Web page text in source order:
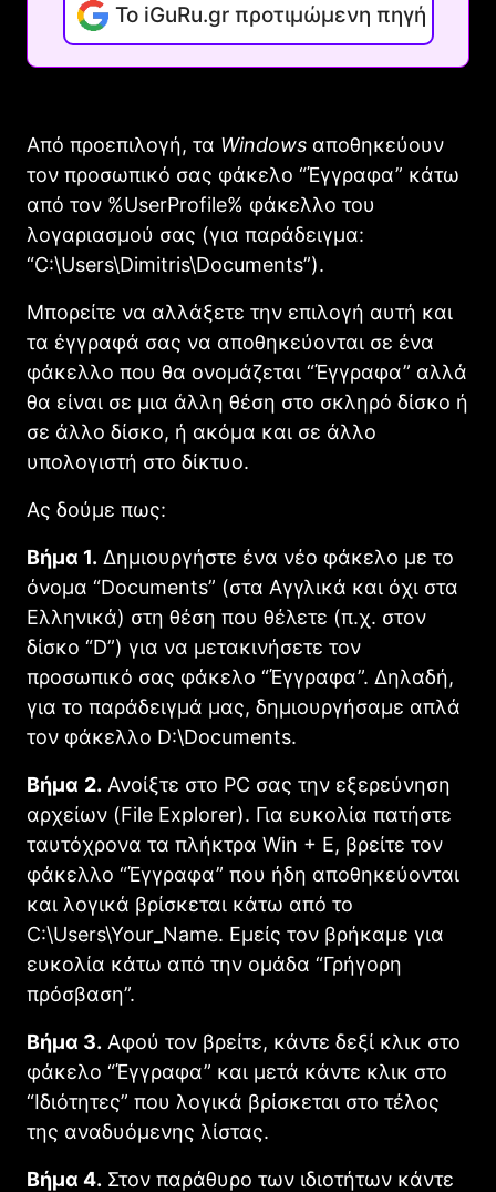
Το iGuRu.gr προτιμώμενη πηγή
Από προεπιλογή, τα Windows αποθηκεύουν
τον προσωπικό σας φάκελο “Έγγραφα” κάτω
από τον %UserProfile% φάκελλο του
λογαριασμού σας (για παράδειγμα:
“C:\Users\Dimitris\Documents”).
Μπορείτε να αλλάξετε την επιλογή αυτή και
τα έγγραφά σας να αποθηκεύονται σε ένα
φάκελλο που θα ονομάζεται “Έγγραφα” αλλά
θα είναι σε μια άλλη θέση στο σκληρό δίσκο ή
σε άλλο δίσκο, ή ακόμα και σε άλλο
υπολογιστή στο δίκτυο.
Ας δούμε πως:
Βήμα 1. Δημιουργήστε ένα νέο φάκελο με το
όνομα “Documents” (στα Αγγλικά και όχι στα
Ελληνικά) στη θέση που θέλετε (π.χ. στον
δίσκο “D”) για να μετακινήσετε τον
προσωπικό σας φάκελο “Έγγραφα”. Δηλαδή,
για το παράδειγμά μας, δημιουργήσαμε απλά
τον φάκελλο D:\Documents.
Βήμα 2. Ανοίξτε στο PC σας την εξερεύνηση
αρχείων (File Explorer). Για ευκολία πατήστε
ταυτόχρονα τα πλήκτρα Win + E, βρείτε τον
φάκελλο “Έγγραφα” που ήδη αποθηκεύονται
και λογικά βρίσκεται κάτω από το
C:\Users\Your_Name. Εμείς τον βρήκαμε για
ευκολία κάτω από την ομάδα “Γρήγορη
πρόσβαση”.
Βήμα 3. Αφού τον βρείτε, κάντε δεξί κλικ στο
φάκελο “Έγγραφα” και μετά κάντε κλικ στο
“Ιδιότητες” που λογικά βρίσκεται στο τέλος
της αναδυόμενης λίστας.
Βήμα 4. Στον παράθυρο των ιδιοτήτων κάντε